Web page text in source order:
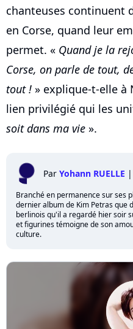
chanteuses continuent
en Corse, quand leur
permet. « Quand je la
Corse, on parle de tout,
tout ! » explique-t-elle à
lien privilégié qui les
soit dans ma vie ».
Par Yohann RUELLE |
Branché en permanence sur ses
dernier album de Kim Petras que
berlinois qu'il a regardé hier soir
et figurines témoigne de son
culture.